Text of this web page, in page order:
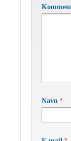
Navn *